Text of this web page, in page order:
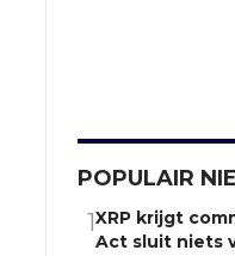
POPULAIR
1XRP krijgt
Act sluit niets